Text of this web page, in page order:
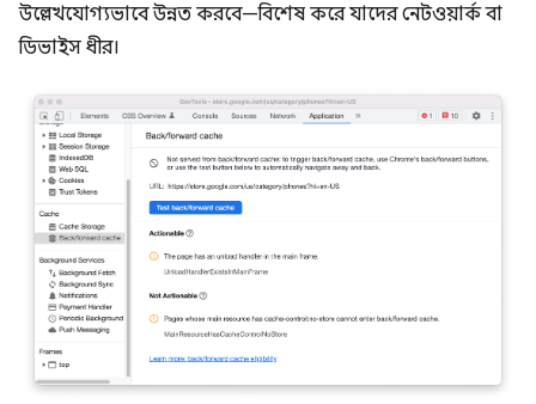
উল্লেখযোগ্যভাবে উন্নত করবে—বিশেষ করে যাদের নেটওয়ার্ক বা
ডিভাইস ধীর।